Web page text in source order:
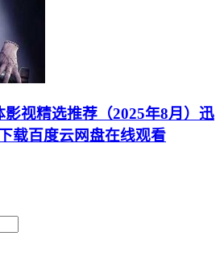
视精选推荐（2025年8月）迅
载百度云网盘在线观看